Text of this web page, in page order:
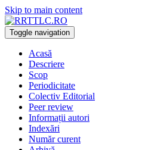
Skip to main content
Toggle navigation
Acasă
Descriere
Scop
Periodicitate
Colectiv Editorial
Peer review
Informații autori
Indexări
Număr curent